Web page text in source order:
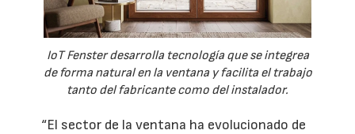
IoT Fenster desarrolla tecnología que se integrea
de forma natural en la ventana y facilita el trabajo
tanto del fabricante como del instalador.
“El sector de la ventana ha evolucionado de